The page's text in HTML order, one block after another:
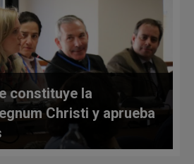
constituye la
Christi y aprueba